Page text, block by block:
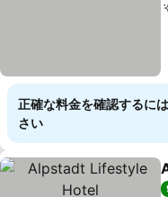
正確な料金を確認するに
さい